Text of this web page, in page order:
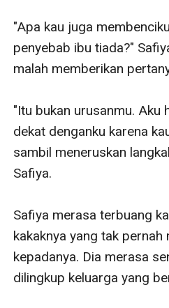
"Apa kau juga
penyebab ibu tiada?"
malah memberikan
"Itu bukan urusanmu. Aku
dekat denganku karena
sambil meneruskan
Safiya.
Safiya merasa terbuang
kakaknya yang tak
kepadanya. Dia merasa
dilingkup keluarga yang